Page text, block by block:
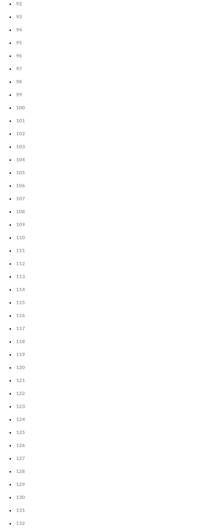
92
93
94
95
96
97
98
99
100
101
102
103
104
105
106
107
108
109
110
111
112
113
114
115
116
117
118
119
120
121
122
123
124
125
126
127
128
129
130
131
132